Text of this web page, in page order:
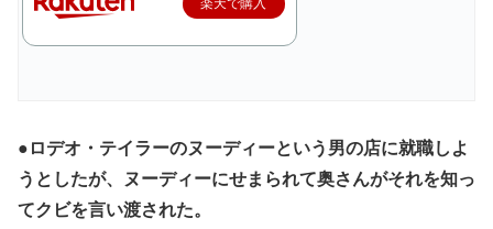
楽天で購入
●ロデオ・テイラーのヌーディーという男の店に就職しよ
うとしたが、ヌーディーにせまられて奥さんがそれを知っ
てクビを言い渡された。